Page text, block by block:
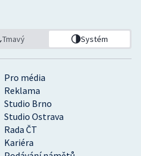
Pro média
Reklama
Studio Brno
Studio Ostrava
Rada ČT
Kariéra
Tmavý Systém